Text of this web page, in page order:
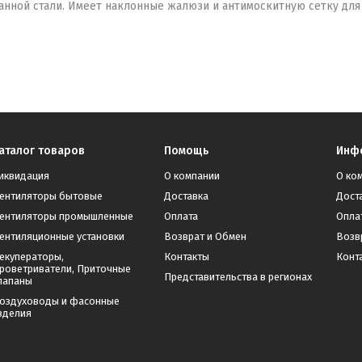
стали. Имеет наклонные жалюзи и антимоскитную сетку
товаров
бытовые
промышленные
установки
Приточные
и фасонные
Помощь
О компании
Доставка
Оплата
Возврат и Обмен
Контакты
Представительства в регионах
О